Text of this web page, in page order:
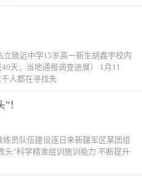
致远中学15岁高一新生胡鑫宇校内
天，当地通报调查进展） 1月11
人都在寻找失
！
员队伍建设连日来新疆军区某团组
头”科学精准组训施训能力 不断提升